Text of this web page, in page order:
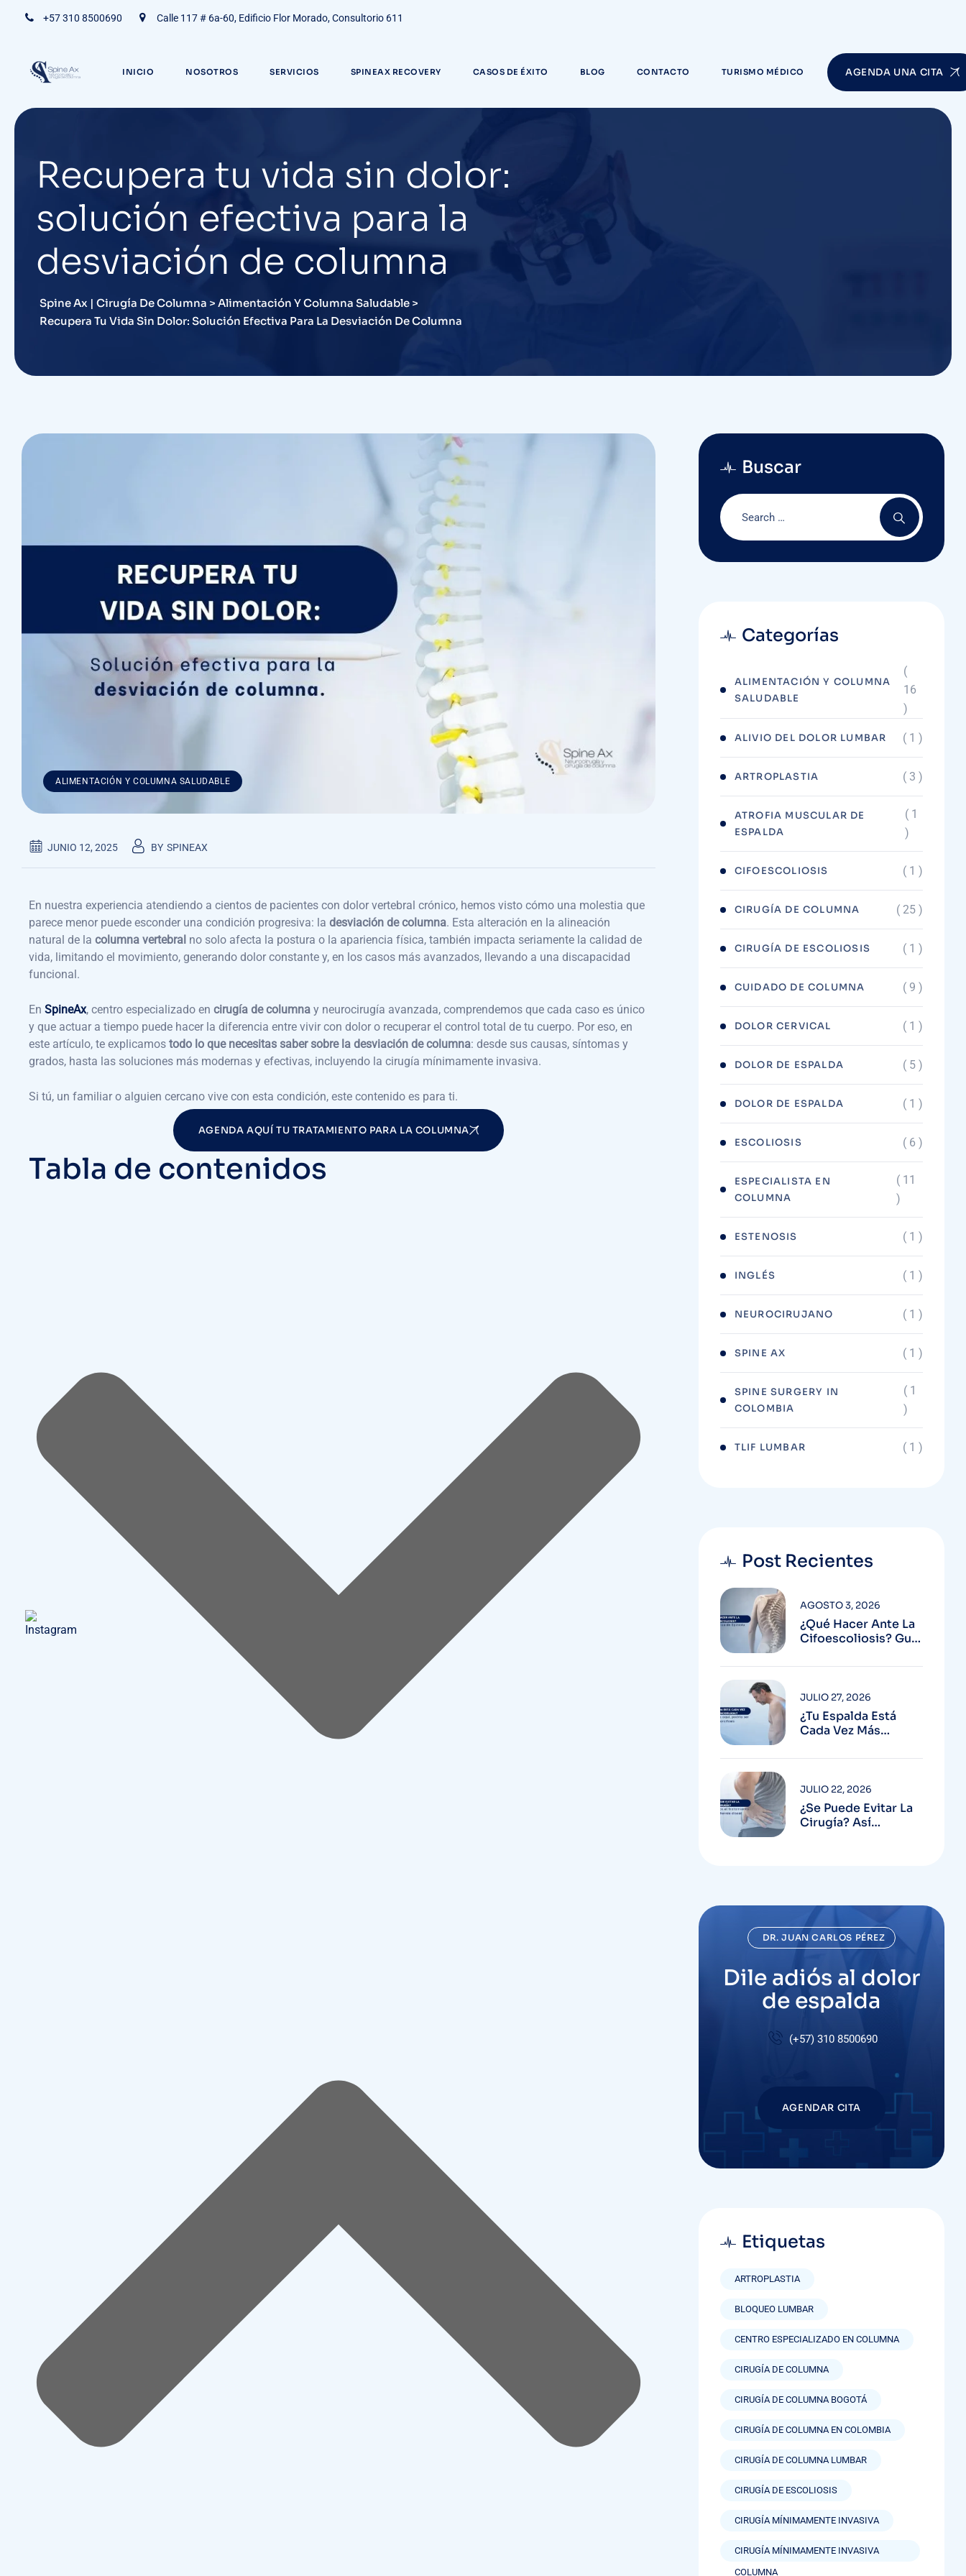
+57 310 8500690 Calle 117 # 6a-60, Edificio Flor Morado, Consultorio 611
INICIO NOSOTROS SERVICIOS SPINEAX RECOVERY CASOS DE ÉXITO BLOG CONTACTO TURISMO MÉDICO AGENDA UNA CITA
Recupera tu vida sin dolor:
solución efectiva para la
desviación de columna
Spine Ax | Cirugía De Columna > Alimentación Y Columna Saludable >
Recupera Tu Vida Sin Dolor: Solución Efectiva Para La Desviación De Columna
ALIMENTACIÓN Y COLUMNA SALUDABLE
JUNIO 12, 2025 BY SPINEAX
En nuestra experiencia atendiendo a cientos de pacientes con dolor vertebral crónico, hemos visto cómo una molestia que
parece menor puede esconder una condición progresiva: la desviación de columna. Esta alteración en la alineación
natural de la columna vertebral no solo afecta la postura o la apariencia física, también impacta seriamente la calidad de
vida, limitando el movimiento, generando dolor constante y, en los casos más avanzados, llevando a una discapacidad
funcional.
En SpineAx, centro especializado en cirugía de columna y neurocirugía avanzada, comprendemos que cada caso es único
y que actuar a tiempo puede hacer la diferencia entre vivir con dolor o recuperar el control total de tu cuerpo. Por eso, en
este artículo, te explicamos todo lo que necesitas saber sobre la desviación de columna: desde sus causas, síntomas y
grados, hasta las soluciones más modernas y efectivas, incluyendo la cirugía mínimamente invasiva.
Si tú, un familiar o alguien cercano vive con esta condición, este contenido es para ti.
AGENDA AQUÍ TU TRATAMIENTO PARA LA COLUMNA
Tabla de contenidos
Buscar
Categorías
ALIMENTACIÓN Y COLUMNA
SALUDABLE
(
16
)
ALIVIO DEL DOLOR LUMBAR ( 1 )
ARTROPLASTIA ( 3 )
ATROFIA MUSCULAR DE
ESPALDA
( 1
)
CIFOESCOLIOSIS ( 1 )
CIRUGÍA DE COLUMNA ( 25 )
CIRUGÍA DE ESCOLIOSIS ( 1 )
CUIDADO DE COLUMNA ( 9 )
DOLOR CERVICAL ( 1 )
DOLOR DE ESPALDA ( 5 )
DOLOR DE ESPALDA ( 1 )
ESCOLIOSIS ( 6 )
ESPECIALISTA EN
COLUMNA
( 11
)
ESTENOSIS ( 1 )
INGLÉS ( 1 )
NEUROCIRUJANO ( 1 )
SPINE AX ( 1 )
SPINE SURGERY IN
COLOMBIA
( 1
)
TLIF LUMBAR ( 1 )
Post Recientes
¿Qué Hacer Ante La
Cifoescoliosis? Guía
AGOSTO 3, 2026
¿Tu Espalda Está
Cada Vez Más
Más Aquí, Podría Ser
JULIO 27, 2026
¿Se Puede Evitar La
Cirugía? Así
JULIO 22, 2026
DR. JUAN CARLOS PÉREZ
Dile adiós al dolor
de espalda
(+57) 310 8500690
AGENDAR CITA
Etiquetas
ARTROPLASTIA
BLOQUEO LUMBAR
CENTRO ESPECIALIZADO EN COLUMNA
CIRUGÍA DE COLUMNA
CIRUGÍA DE COLUMNA BOGOTÁ
CIRUGÍA DE COLUMNA EN COLOMBIA
CIRUGÍA DE COLUMNA LUMBAR
CIRUGÍA DE ESCOLIOSIS
CIRUGÍA MÍNIMAMENTE INVASIVA
CIRUGÍA MÍNIMAMENTE INVASIVA
COLUMNA